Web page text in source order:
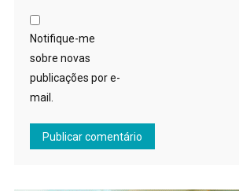
Notifique-me
sobre novas
publicações por e-
mail.